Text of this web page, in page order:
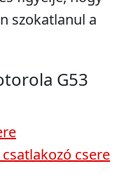
szokatlanul a
G53
csere